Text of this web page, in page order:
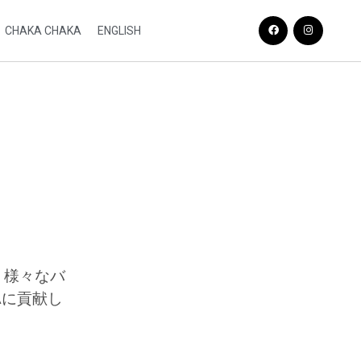
CHAKA CHAKA ENGLISH
様々なバ
貢献し